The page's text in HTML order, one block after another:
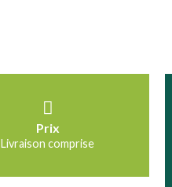
Prix
Livraison comprise